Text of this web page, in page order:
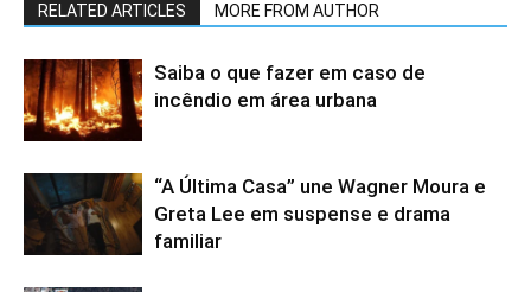
RELATED ARTICLES MORE FROM AUTHOR
Saiba o que fazer em caso de
incêndio em área urbana
“A Última Casa” une Wagner Moura e
Greta Lee em suspense e drama
familiar